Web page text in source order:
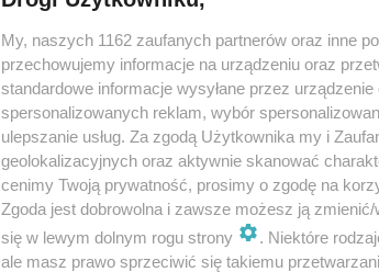
ogrzewania domu gazem miejskim.
specjalnie do tego celu
dodano 18-9-2009
Instalacja c.o. w
koszty
My, naszych 1162 zaufanych partnerów oraz inne
przechowujemy informacje na urządzeniu oraz
standardowe informacje wysyłane przez
spersonalizowanych reklam, wybór
ulepszanie usług. Za zgodą Użytkownika my i
geolokalizacyjnych oraz aktywnie skanować
cenimy Twoją prywatność, prosimy o zgodę na
Zgoda jest dobrowolna i zawsze możesz ją
się w lewym dolnym rogu strony
. Niektóre
ale masz prawo sprzeciwić się takiemu